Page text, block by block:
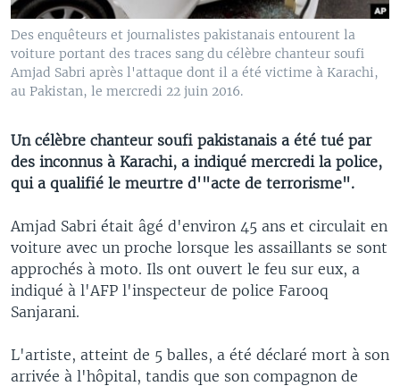
Des enquêteurs et journalistes pakistanais entourent la
voiture portant des traces sang du célèbre chanteur soufi
Amjad Sabri après l'attaque dont il a été victime à Karachi,
au Pakistan, le mercredi 22 juin 2016.
Un célèbre chanteur soufi pakistanais a été tué par
des inconnus à Karachi, a indiqué mercredi la police,
qui a qualifié le meurtre d'"acte de terrorisme".
Amjad Sabri était âgé d'environ 45 ans et circulait en
voiture avec un proche lorsque les assaillants se sont
approchés à moto. Ils ont ouvert le feu sur eux, a
indiqué à l'AFP l'inspecteur de police Farooq
Sanjarani.
L'artiste, atteint de 5 balles, a été déclaré mort à son
arrivée à l'hôpital, tandis que son compagnon de